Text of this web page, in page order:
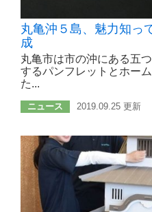
丸亀沖５島、魅力知
成
丸亀市は市の沖にある五
するパンフレットとホー
た...
ニュース 2019.09.25 更新